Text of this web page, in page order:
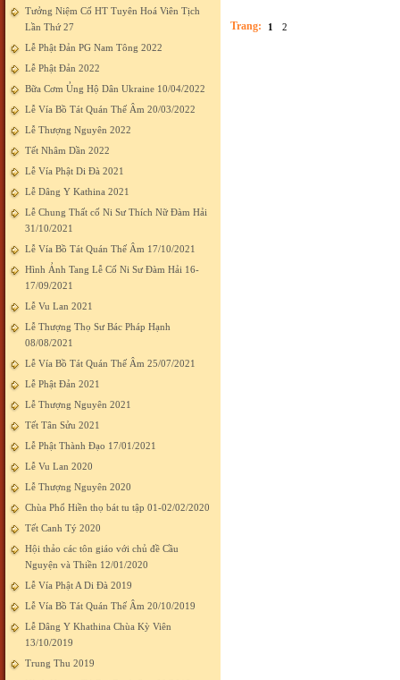
Tưởng Niệm Cố HT Tuyên Hoá Viên Tịch
Lần Thứ 27
Lễ Phật Đản PG Nam Tông 2022
Lễ Phật Đản 2022
Bữa Cơm Ủng Hộ Dân Ukraine 10/04/2022
Lễ Vía Bồ Tát Quán Thế Âm 20/03/2022
Lễ Thượng Nguyên 2022
Tết Nhâm Dần 2022
Lễ Vía Phật Di Đà 2021
Lễ Dâng Y Kathina 2021
Lễ Chung Thất cố Ni Sư Thích Nữ Đàm Hải
31/10/2021
Lễ Vía Bồ Tát Quán Thế Âm 17/10/2021
Hình Ảnh Tang Lễ Cố Ni Sư Đàm Hải 16-
17/09/2021
Lễ Vu Lan 2021
Lễ Thượng Thọ Sư Bác Pháp Hạnh
08/08/2021
Lễ Vía Bồ Tát Quán Thế Âm 25/07/2021
Lễ Phật Đản 2021
Lễ Thượng Nguyên 2021
Tết Tân Sửu 2021
Lễ Phật Thành Đạo 17/01/2021
Lễ Vu Lan 2020
Lễ Thượng Nguyên 2020
Chùa Phổ Hiền thọ bát tu tập 01-02/02/2020
Tết Canh Tý 2020
Hội thảo các tôn giáo với chủ đề Cầu
Nguyện và Thiền 12/01/2020
Lễ Vía Phật A Di Đà 2019
Lễ Vía Bồ Tát Quán Thế Âm 20/10/2019
Lễ Dâng Y Khathina Chùa Kỳ Viên
13/10/2019
Trung Thu 2019
Trang: 1 2